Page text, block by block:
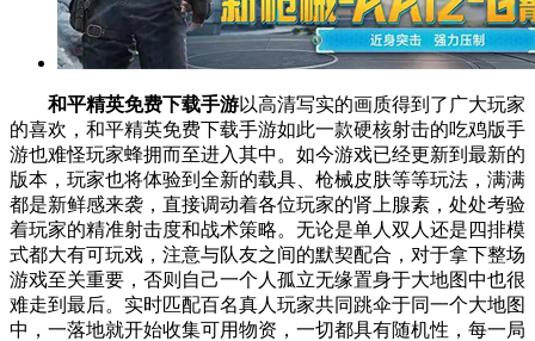
和平精英免费下载手游以高清写实的画质得到了广大玩家
的喜欢，和平精英免费下载手游如此一款硬核射击的吃鸡版手
游也难怪玩家蜂拥而至进入其中。如今游戏已经更新到最新的
版本，玩家也将体验到全新的载具、枪械皮肤等等玩法，满满
都是新鲜感来袭，直接调动着各位玩家的肾上腺素，处处考验
着玩家的精准射击度和战术策略。无论是单人双人还是四排模
式都大有可玩戏，注意与队友之间的默契配合，对于拿下整场
游戏至关重要，否则自己一个人孤立无缘置身于大地图中也很
难走到最后。实时匹配百名真人玩家共同跳伞于同一个大地图
中，一落地就开始收集可用物资，一切都具有随机性，每一局